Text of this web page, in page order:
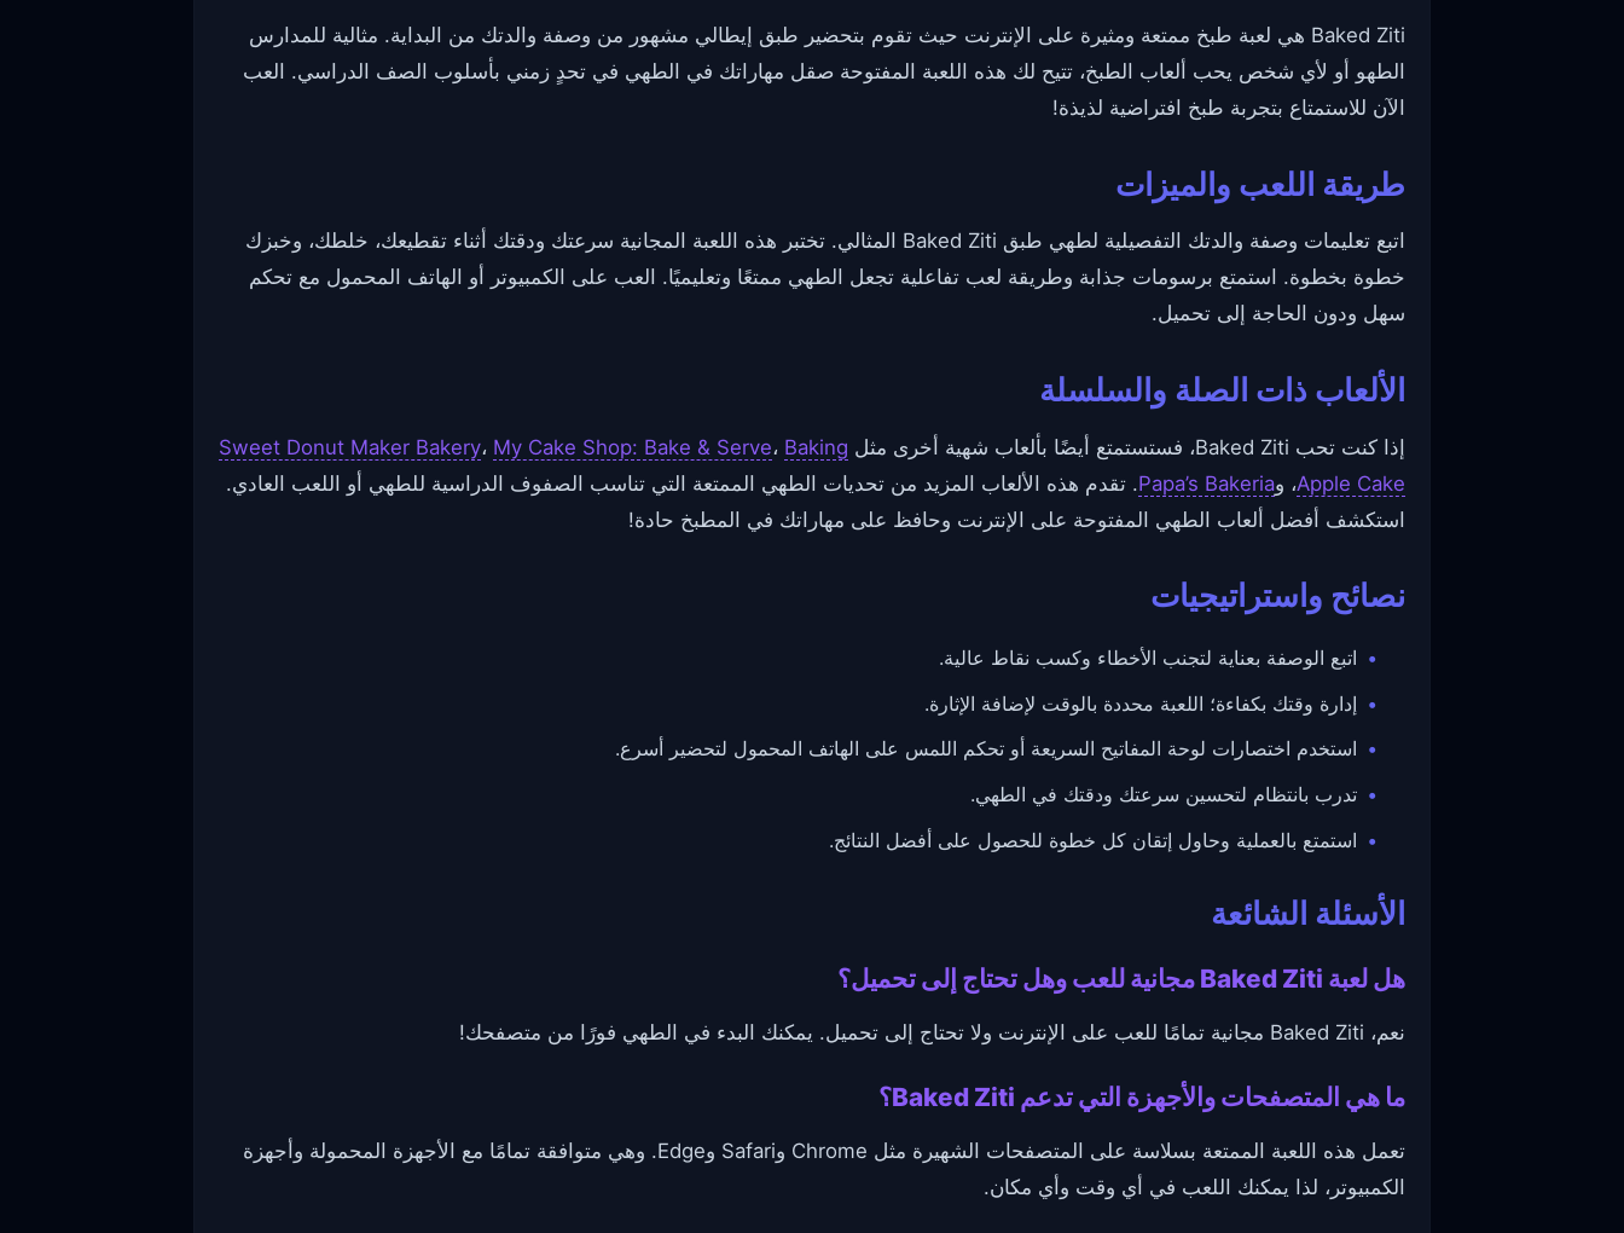
Baked Ziti هي لعبة طبخ ممتعة ومثيرة على الإنترنت حيث تقوم بتحضير طبق إيطالي مشهور من وصفة والدتك من البداية. مثالية للمدارس
الطهو أو لأي شخص يحب ألعاب الطبخ، تتيح لك هذه اللعبة المفتوحة صقل مهاراتك في الطهي في تحدٍ زمني بأسلوب الصف الدراسي. العب
الآن للاستمتاع بتجربة طبخ افتراضية لذيذة!
طريقة اللعب والميزات
اتبع تعليمات وصفة والدتك التفصيلية لطهي طبق Baked Ziti المثالي. تختبر هذه اللعبة المجانية سرعتك ودقتك أثناء تقطيعك، خلطك، وخبزك
خطوة بخطوة. استمتع برسومات جذابة وطريقة لعب تفاعلية تجعل الطهي ممتعًا وتعليميًا. العب على الكمبيوتر أو الهاتف المحمول مع تحكم
سهل ودون الحاجة إلى تحميل.
الألعاب ذات الصلة والسلسلة
إذا كنت تحب Baked Ziti، فستستمتع أيضًا بألعاب شهية أخرى مثل Sweet Donut Maker Bakery، My Cake Shop: Bake & Serve، Baking
Apple Cake، وPapa’s Bakeria. تقدم هذه الألعاب المزيد من تحديات الطهي الممتعة التي تناسب الصفوف الدراسية للطهي أو اللعب العادي.
استكشف أفضل ألعاب الطهي المفتوحة على الإنترنت وحافظ على مهاراتك في المطبخ حادة!
نصائح واستراتيجيات
اتبع الوصفة بعناية لتجنب الأخطاء وكسب نقاط عالية.
إدارة وقتك بكفاءة؛ اللعبة محددة بالوقت لإضافة الإثارة.
استخدم اختصارات لوحة المفاتيح السريعة أو تحكم اللمس على الهاتف المحمول لتحضير أسرع.
تدرب بانتظام لتحسين سرعتك ودقتك في الطهي.
استمتع بالعملية وحاول إتقان كل خطوة للحصول على أفضل النتائج.
الأسئلة الشائعة
هل لعبة Baked Ziti مجانية للعب وهل تحتاج إلى تحميل؟
نعم، Baked Ziti مجانية تمامًا للعب على الإنترنت ولا تحتاج إلى تحميل. يمكنك البدء في الطهي فورًا من متصفحك!
ما هي المتصفحات والأجهزة التي تدعم Baked Ziti؟
تعمل هذه اللعبة الممتعة بسلاسة على المتصفحات الشهيرة مثل Chrome وSafari وEdge. وهي متوافقة تمامًا مع الأجهزة المحمولة وأجهزة
الكمبيوتر، لذا يمكنك اللعب في أي وقت وأي مكان.